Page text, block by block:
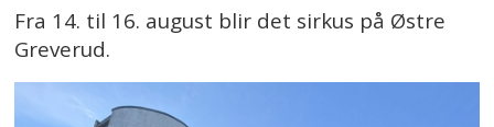
Fra 14. til 16. august blir det sirkus på Østre
Greverud.